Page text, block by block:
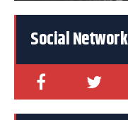
Social Network